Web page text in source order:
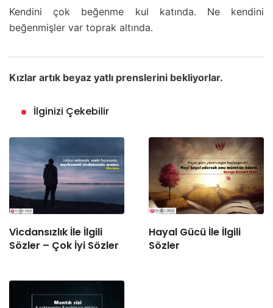
Kendini çok beğenme kul katında. Ne kendini
beğenmişler var toprak altında.
Kızlar artık beyaz yatlı prenslerini bekliyorlar.
İlginizi Çekebilir
Vicdansızlık İle İlgili
Sözler – Çok İyi Sözler
Hayal Gücü İle İlgili
Sözler